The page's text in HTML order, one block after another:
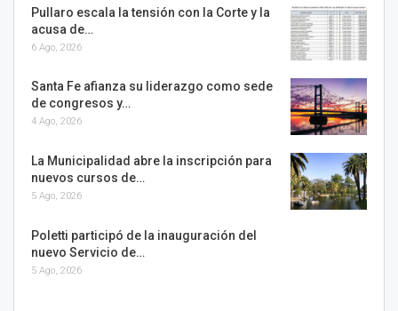
Pullaro escala la tensión con la Corte y la
acusa de…
6 Ago, 2026
Santa Fe afianza su liderazgo como sede
de congresos y…
4 Ago, 2026
La Municipalidad abre la inscripción para
nuevos cursos de…
5 Ago, 2026
Poletti participó de la inauguración del
nuevo Servicio de…
5 Ago, 2026